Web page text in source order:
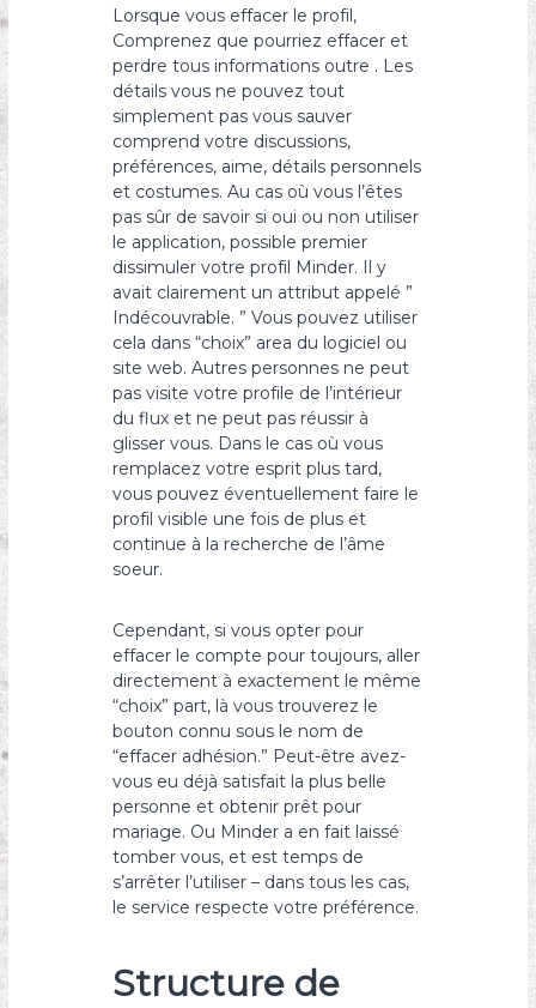
Lorsque vous effacer le profil,
Comprenez que pourriez effacer et
perdre tous informations outre . Les
détails vous ne pouvez tout
simplement pas vous sauver
comprend votre discussions,
préférences, aime, détails personnels
et costumes. Au cas où vous l’êtes
pas sûr de savoir si oui ou non utiliser
le application, possible premier
dissimuler votre profil Minder. Il y
avait clairement un attribut appelé ”
Indécouvrable. ” Vous pouvez utiliser
cela dans “choix” area du logiciel ou
site web. Autres personnes ne peut
pas visite votre profile de l’intérieur
du flux et ne peut pas réussir à
glisser vous. Dans le cas où vous
remplacez votre esprit plus tard,
vous pouvez éventuellement faire le
profil visible une fois de plus et
continue à la recherche de l’âme
soeur.
Cependant, si vous opter pour
effacer le compte pour toujours, aller
directement à exactement le même
“choix” part, là vous trouverez le
bouton connu sous le nom de
“effacer adhésion.” Peut-être avez-
vous eu déjà satisfait la plus belle
personne et obtenir prêt pour
mariage. Ou Minder a en fait laissé
tomber vous, et est temps de
s’arrêter l’utiliser – dans tous les cas,
le service respecte votre préférence.
Structure de